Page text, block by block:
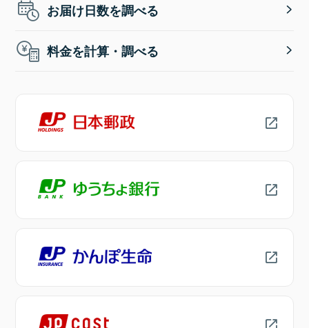
お届け日数を調べる
料金を計算・調べる